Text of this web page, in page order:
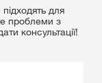
для
проблеми з
консультації!